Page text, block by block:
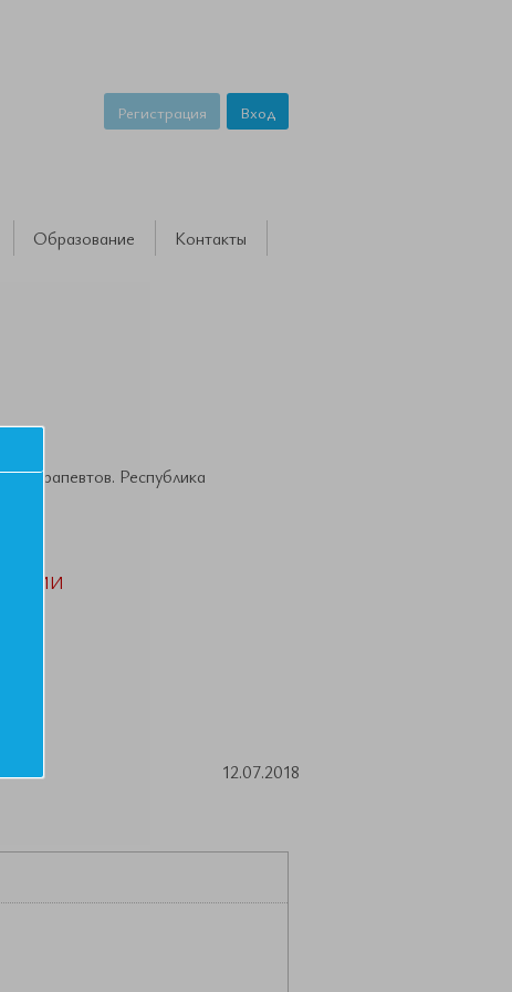
Регистрация Вход
Образование Контакты
Терапевтов. Республика
12.07.2018